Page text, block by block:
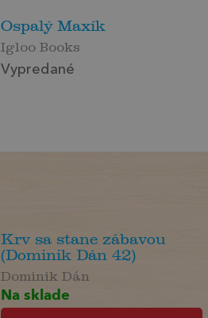
Ospalý Maxík
Igloo Books
Vypredané
Krv sa stane zábavou
(Dominik Dán 42)
Dominik Dán
Na sklade